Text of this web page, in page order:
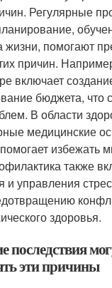
Регулярные
жизни, помогают
причин.
включает
бюджета, что
В области
медицинские
избежать
также
управления
здоровья.
последствия
эти причины